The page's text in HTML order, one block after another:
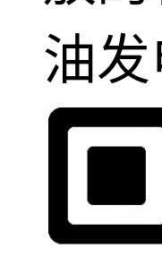
油发